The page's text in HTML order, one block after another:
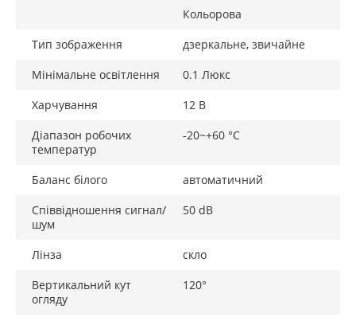
Кольорова
Тип зображення
дзеркальне, звичайне
Мінімальне освітлення
0.1 Люкс
Харчування
12 В
Діапазон робочих
температур
-20~+60 °C
Баланс білого
автоматичний
Співвідношення сигнал/
шум
50 dB
Лінза
скло
Вертикальний кут
огляду
120°